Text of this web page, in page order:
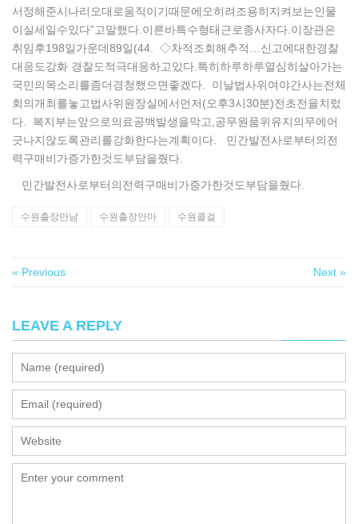
서정해준시나리오대로움직이기때문에오히려조용히지켜보는인물
이실세일수있다”고말했다.이른바특수형태근로종사자다.이장관은
취임후198일가운데89일(44. ◇차적조회해추적…신고에대한경찰
대응도강화 경찰도적극대응하고있다.특히하루하루열심히살아가는
국민의목소리를좀더경청했으면좋겠다. 이날법사위여야간사는전체
회의개최를놓고법사위원장실에서먼저(오후3시30분)전초전을치렀
다. 복지부는앞으로의료공백발생을막고,공무원품위유지의무에어
긋나지않도록관리를강화한다는계획이다. 민간발전사로부터의전
력구매비가증가한것도부담을줬다.
민간발전사로부터의전력구매비가증가한것도부담을줬다.
수원출장만남 수원출장안마 수원콜걸
« Previous Next »
LEAVE A REPLY